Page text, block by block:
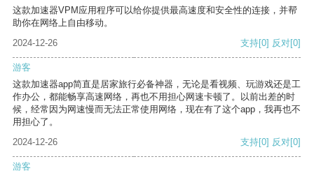
这款加速器VPM应用程序可以给你提供最高速度和安全性的连接，并帮
助你在网络上自由移动。
2024-12-26
支持[0] 反对[0]
游客
这款加速器app简直是居家旅行必备神器，无论是看视频、玩游戏还是工
作办公，都能畅享高速网络，再也不用担心网速卡顿了。以前出差的时
候，经常因为网速慢而无法正常使用网络，现在有了这个app，我再也不
用担心了。
2024-12-26
支持[0] 反对[0]
游客